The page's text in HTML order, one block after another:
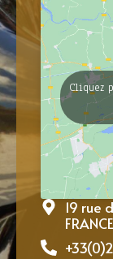
Cliquez
19 rue
FRANCE